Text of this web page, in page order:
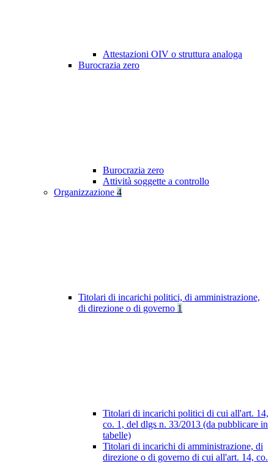
Attestazioni OIV o struttura analoga
Burocrazia zero
Burocrazia zero
Attività soggette a controllo
Organizzazione 4
Titolari di incarichi politici, di amministrazione,
di direzione o di governo 1
Titolari di incarichi politici di cui all'art. 14,
co. 1, del dlgs n. 33/2013 (da pubblicare in
tabelle)
Titolari di incarichi di amministrazione, di
direzione o di governo di cui all'art. 14, co.